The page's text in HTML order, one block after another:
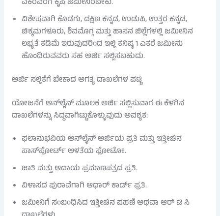
ವಿಶೇಷವಾಗಿ ಕೊಡಗು, ದಕ್ಷಿಣ ಕನ್ನಡ, ಉಡುಪಿ, ಉತ್ತರ ಕನ್ನಡ,
ಚಿಕ್ಕಮಗಳೂರು, ಶಿವಮೊಗ್ಗ ಮತ್ತು ಹಾಸನ ಜಿಲ್ಲೆಗಳಲ್ಲಿ ಜಮೀನಿನ
ಲಭ್ಯತೆ ಕಡಿಮೆ ಇರುವುದರಿಂದ ಇಲ್ಲಿ ಕನಿಷ್ಠ 1 ಎಕರೆ ಜಮೀನು
ಹೊಂದಿರುವವರು ಸಹ ಅರ್ಜಿ ಸಲ್ಲಿಸಬಹುದು.
ಅರ್ಜಿ ಸಲ್ಲಿಕೆಗೆ ಬೇಕಾದ ಅಗತ್ಯ ದಾಖಲೆಗಳ ಪಟ್ಟಿ
ಯೋಜನೆಗೆ ಆನ್‌ಲೈನ್ ಮೂಲಕ ಅರ್ಜಿ ಸಲ್ಲಿಸುವಾಗ ಈ ಕೆಳಗಿನ
ದಾಖಲೆಗಳನ್ನು ಸಿದ್ಧವಾಗಿಟ್ಟುಕೊಳ್ಳುವುದು ಅವಶ್ಯಕ:
ಫಲಾನುಭವಿಯ ಆನ್‌ಲೈನ್ ಅರ್ಜಿಯ ಪ್ರತಿ ಮತ್ತು ಇತ್ತೀಚಿನ
ಪಾಸ್‌ಪೋರ್ಟ್ ಅಳತೆಯ ಫೋಟೋ.
ಜಾತಿ ಮತ್ತು ಆದಾಯ ಪ್ರಮಾಣಪತ್ರದ ಪ್ರತಿ.
ವಿಳಾಸದ ಪುರಾವೆಗಾಗಿ ಆಧಾರ್ ಕಾರ್ಡ್ ಪ್ರತಿ.
ಜಮೀನಿಗೆ ಸಂಬಂಧಿಸಿದ ಇತ್ತೀಚಿನ ಪಹಣಿ ಅಥವಾ ಆರ್ ಟಿ ಸಿ